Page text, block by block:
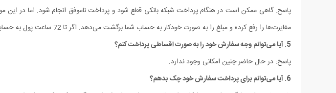
پاسخ: گاهی ممکن است در هنگام پرداخت شبکه بانکی قطع شود و پرداخت ناموفق انجام شود. اما در این
مغایرت‏‌ها را رفع کرده و مبلغ را به صورت خودکار به حساب شما برگشت می‌‏دهد. اگر تا 72 ساعت پول به حسابتان برگشت نخورد، آنگاه با بانک عامل پرداخت اینترنتی تماس بگیرید تا مغایرت برطرف شود.
5. آیا می‌‏توانم وجه سفارش خود را به صورت اقساطی پرداخت کنم؟
پاسخ: در حال حاضر چنین امکانی وجود ندارد.
6. آیا می‌توانم برای پرداخت سفارش خود چک بدهم؟